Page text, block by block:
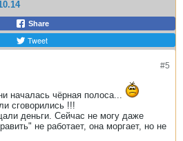
Share
Tweet
#5
началась чёрная полоса...
сговорились !!!
деньги. Сейчас не могу даже
не работает, она моргает, но не